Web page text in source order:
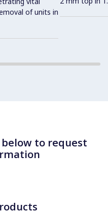
of units in
to request